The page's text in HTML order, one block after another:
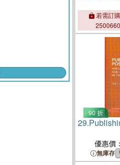
若需訂
90 折
29.
優惠價：
無庫存